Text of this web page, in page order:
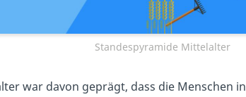
Standespyramide Mittelalter
war davon geprägt, dass die Menschen in